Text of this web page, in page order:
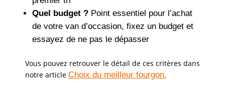
Quel budget ?Point essentiel pour l’achat
de votre van d’occasion, fixez un budget et
essayez de ne pas le dépasser
Vous pouvez retrouver le détail de ces critères dans
notre article Choix du meilleur fourgon.